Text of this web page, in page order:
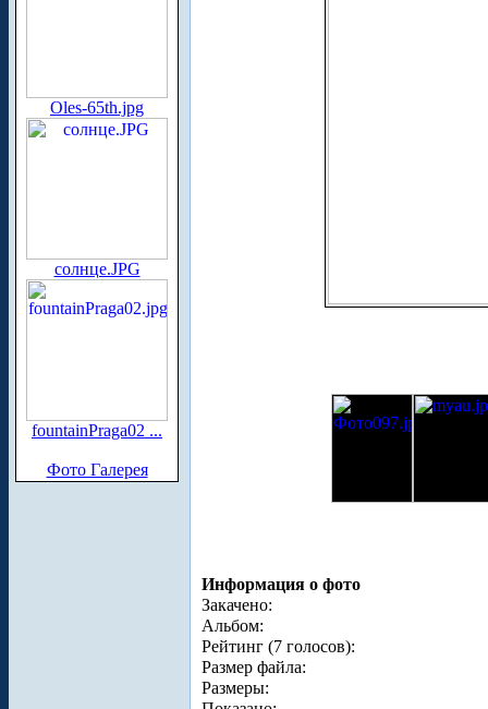
Oles-65th.jpg
солнце.JPG
fountainPraga02 ...
Фото Галерея
Информация о фото
Закачено:
Альбом:
Рейтинг (7 голосов):
Размер файла:
Размеры: